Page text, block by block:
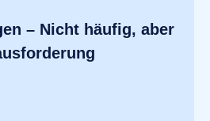
– Nicht häufig, aber